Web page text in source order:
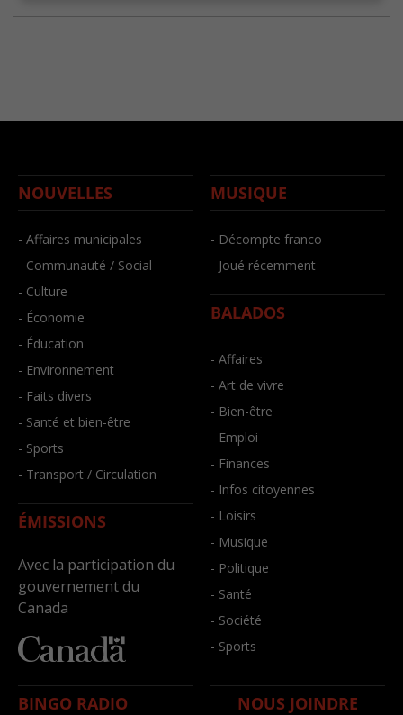
NOUVELLES
- Affaires municipales
- Communauté / Social
- Culture
- Économie
- Éducation
- Environnement
- Faits divers
- Santé et bien-être
- Sports
- Transport / Circulation
ÉMISSIONS
Avec la participation du
gouvernement du
Canada
MUSIQUE
- Décompte franco
- Joué récemment
BALADOS
- Affaires
- Art de vivre
- Bien-être
- Emploi
- Finances
- Infos citoyennes
- Loisirs
- Musique
- Politique
- Santé
- Société
- Sports
BINGO RADIO NOUS JOINDRE